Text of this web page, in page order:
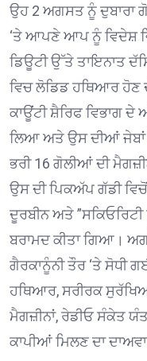
ਉਹ 2 ਅਗਸਤ ਨੂੰ ਦੁਬਾਰਾ
‘ਤੇ ਆਪਣੇ ਆਪ ਨੂੰ ਵਿਦੇਸ਼
ਡਿਊਟੀ ਉੱਤੇ ਤਾਇਨਾਤ
ਵਿਚ ਲੋਡਿਡ ਹਥਿਆਰ ਹੋਣ
ਕਾਊਂਟੀ ਸ਼ੈਰਿਫ ਵਿਭਾਗ ਦੇ
ਲਿਆ ਅਤੇ ਉਸ ਦੀਆਂ ਜੇਬਾਂ
ਭਰੀ 16 ਗੋਲੀਆਂ ਦੀ
ਉਸ ਦੀ ਪਿਕਅੱਪ ਗੱਡੀ
ਦੂਰਬੀਨ ਅਤੇ
ਬਰਾਮਦ ਕੀਤਾ ਗਿਆ।
ਗੈਰਕਾਨੂੰਨੀ ਤੌਰ ‘ਤੇ ਸੋਧੀ
ਹਥਿਆਰ, ਸਰੀਰਕ
ਮੈਗਜ਼ੀਨਾਂ, ਰੇਡੀਓ ਸੰਕੇਤ
ਕਾਪੀਆਂ ਮਿਲਣ ਦਾ